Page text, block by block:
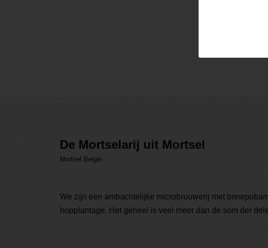
De Mortselarij uit Mortsel
Mortsel België
We zijn een ambachtelijke microbrouwerij met
hopplantage. Het geheel is veel meer dan de som der